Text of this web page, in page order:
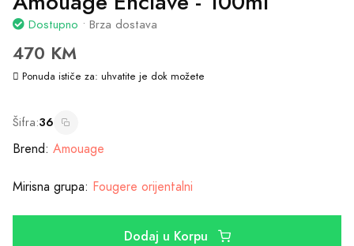
Dostupno • Brza dostava
470 KM
Ponuda ističe za: uhvatite je dok možete
Šifra:36
Brend: Amouage
Mirisna grupa: Fougere orijentalni
Dodaj u Korpu